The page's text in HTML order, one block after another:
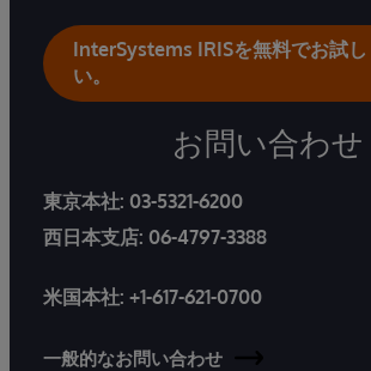
InterSystems IRISを無料でお試し
い。
お問い合わせ
東京本社: 03-5321-6200
西日本支店: 06-4797-3388
米国本社: +1-617-621-0700
一般的なお問い合わせ